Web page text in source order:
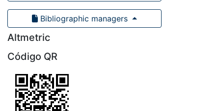
Bibliographic managers
Altmetric
Código QR